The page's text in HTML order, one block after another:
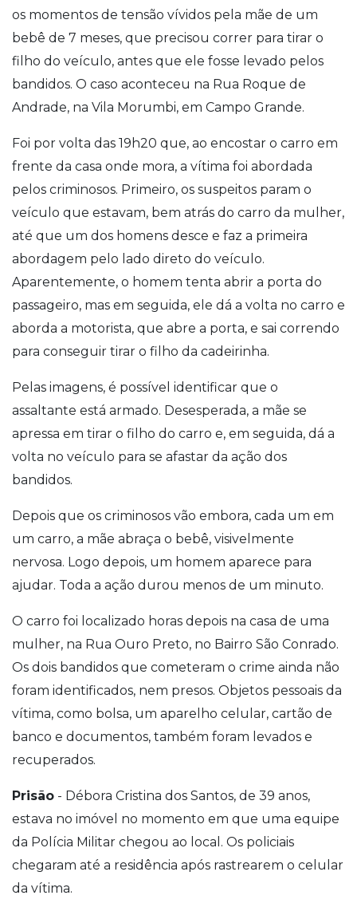
os momentos de tensão vívidos pela mãe de um
bebê de 7 meses, que precisou correr para tirar o
filho do veículo, antes que ele fosse levado pelos
bandidos. O caso aconteceu na Rua Roque de
Andrade, na Vila Morumbi, em Campo Grande.
Foi por volta das 19h20 que, ao encostar o carro em
frente da casa onde mora, a vítima foi abordada
pelos criminosos. Primeiro, os suspeitos param o
veículo que estavam, bem atrás do carro da mulher,
até que um dos homens desce e faz a primeira
abordagem pelo lado direto do veículo.
Aparentemente, o homem tenta abrir a porta do
passageiro, mas em seguida, ele dá a volta no carro e
aborda a motorista, que abre a porta, e sai correndo
para conseguir tirar o filho da cadeirinha.
Pelas imagens, é possível identificar que o
assaltante está armado. Desesperada, a mãe se
apressa em tirar o filho do carro e, em seguida, dá a
volta no veículo para se afastar da ação dos
bandidos.
Depois que os criminosos vão embora, cada um em
um carro, a mãe abraça o bebê, visivelmente
nervosa. Logo depois, um homem aparece para
ajudar. Toda a ação durou menos de um minuto.
O carro foi localizado horas depois na casa de uma
mulher, na Rua Ouro Preto, no Bairro São Conrado.
Os dois bandidos que cometeram o crime ainda não
foram identificados, nem presos. Objetos pessoais da
vítima, como bolsa, um aparelho celular, cartão de
banco e documentos, também foram levados e
recuperados.
Prisão - Débora Cristina dos Santos, de 39 anos,
estava no imóvel no momento em que uma equipe
da Polícia Militar chegou ao local. Os policiais
chegaram até a residência após rastrearem o celular
da vítima.